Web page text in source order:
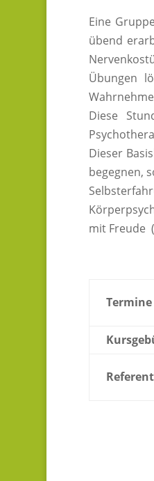
Eine
übend
Übungen
Diese
Dieser
begegnen,
mit Freude
Termine